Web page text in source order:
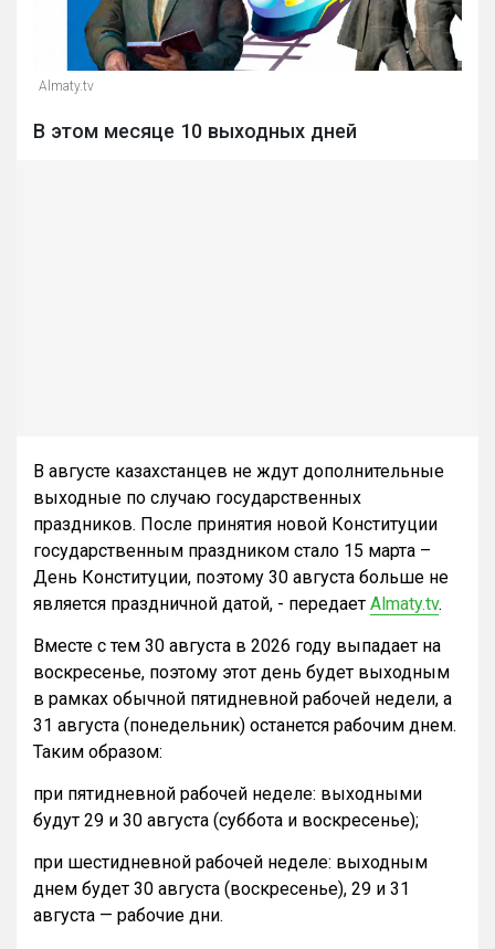
Almaty.tv
В этом месяце 10 выходных дней
В августе казахстанцев не ждут дополнительные
выходные по случаю государственных
праздников. После принятия новой Конституции
государственным праздником стало 15 марта –
День Конституции, поэтому 30 августа больше не
является праздничной датой, - передает Almaty.tv.
Вместе с тем 30 августа в 2026 году выпадает на
воскресенье, поэтому этот день будет выходным
в рамках обычной пятидневной рабочей недели, а
31 августа (понедельник) останется рабочим днем.
Таким образом:
при пятидневной рабочей неделе: выходными
будут 29 и 30 августа (суббота и воскресенье);
при шестидневной рабочей неделе: выходным
днем будет 30 августа (воскресенье), 29 и 31
августа — рабочие дни.